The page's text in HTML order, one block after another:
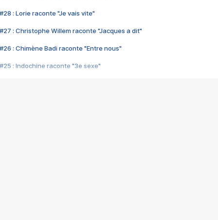
#28 : Lorie raconte "Je vais vite"
#27 : Christophe Willem raconte "Jacques a dit"
#26 : Chimène Badi raconte "Entre nous"
#25 : Indochine raconte "3e sexe"